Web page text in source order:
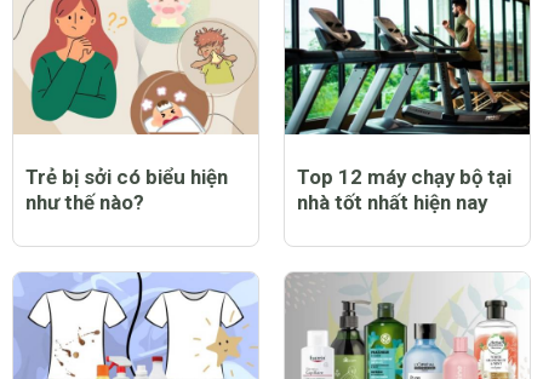
Trẻ bị sởi có biểu hiện
như thế nào?
Top 12 máy chạy bộ tại
nhà tốt nhất hiện nay